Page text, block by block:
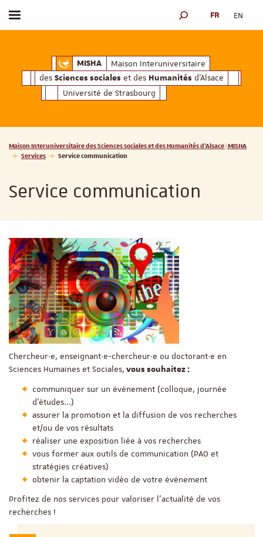
MISHAMaison Interuniversitaire des
Maison Interuniversitaire
des Sciences sociales et des Humanités d'Alsace
Université de Strasbourg
Afficher / masquer le menu MOTEUR DE
FR EN
Vous êtes ici :
Maison Interuniversitaire des Sciences sociales et des Humanités d'Alsace | MISHA
Services
Service communication
Service communication
Chercheur·e, enseignant·e-chercheur·e ou doctorant·e en
Sciences Humaines et Sociales, vous souhaitez :
communiquer sur un évènement (colloque, journée
d'études...)
assurer la promotion et la diffusion de vos recherches
et/ou de vos résultats
réaliser une exposition liée à vos recherches
vous former aux outils de communication (PAO et
stratégies créatives)
obtenir la captation vidéo de votre événement
Profitez de nos services pour valoriser l’actualité de vos
recherches !